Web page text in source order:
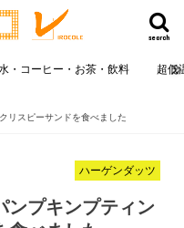
search
・コーヒー・お茶・飲料 超低
リスピーサンドを食べました
ハーゲンダッツ
ンプキンプティン